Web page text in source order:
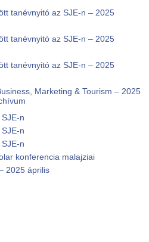
tanévnyitó az SJE-n – 2025
tanévnyitó az SJE-n – 2025
tanévnyitó az SJE-n – 2025
Marketing & Tourism – 2025
n
n
n
konferencia malajziai
2025 április